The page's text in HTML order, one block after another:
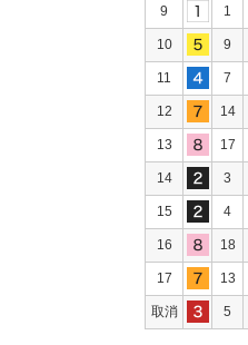
9 1
10 9
11 7
12 14
13 17
14 3
15 4
16 18
17 13
取消 5